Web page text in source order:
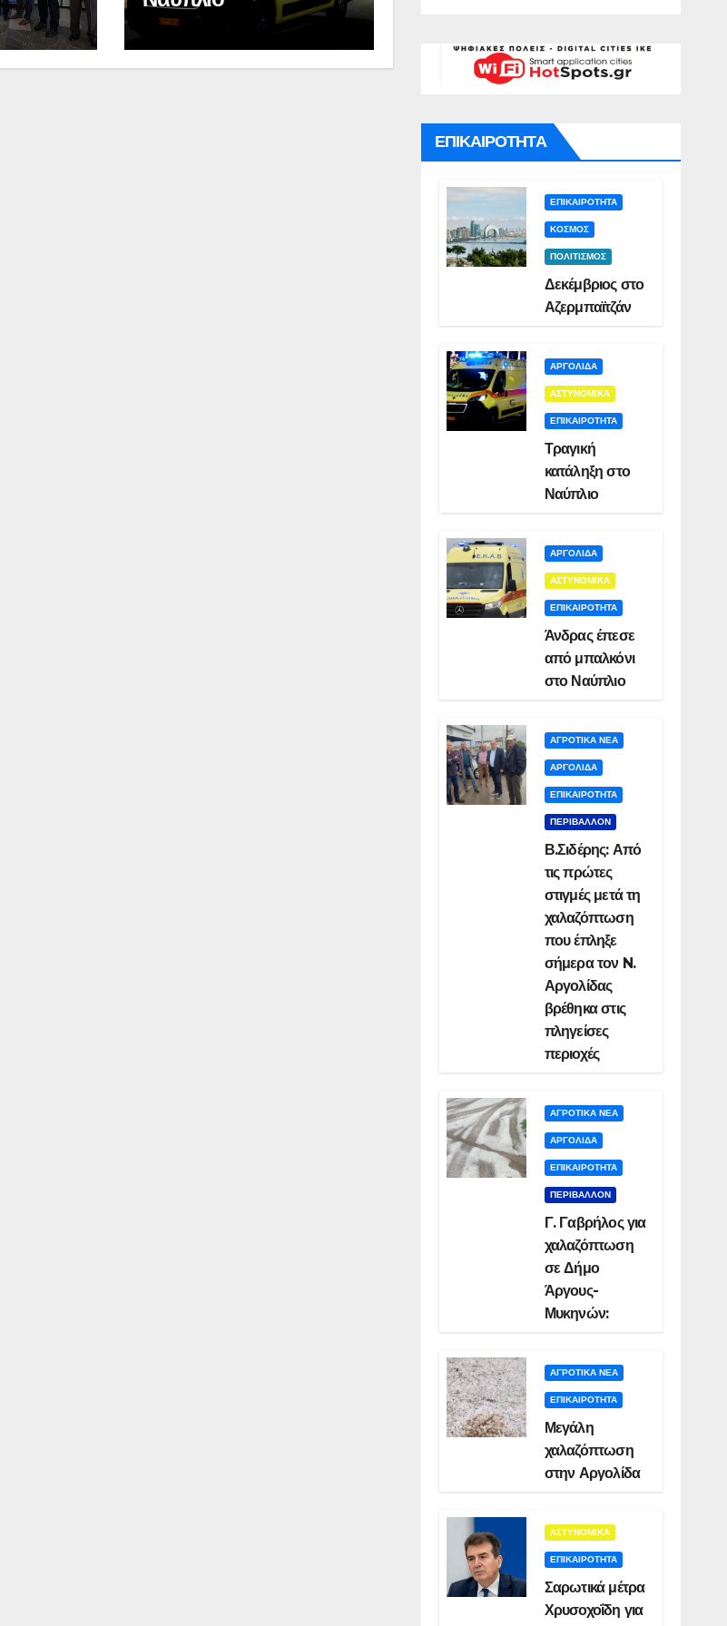
Σμυρνιώτη στο
Ναυπλιο για το
τον θάνατο της
Νάντιας(VID)
ΕΠΙΚΑΙΡΟΤΗΤΑ
ΕΠΙΚΑΙΡΟΤΗΤΑ
ΚΟΣΜΟΣ
ΠΟΛΙΤΙΣΜΟΣ
Δεκέμβριος στο
Αζερμπαϊτζάν
ΑΡΓΟΛΙΔΑ
ΑΣΤΥΝΟΜΙΚΑ
ΕΠΙΚΑΙΡΟΤΗΤΑ
Τραγική
κατάληξη στο
Ναύπλιο
ΑΡΓΟΛΙΔΑ
ΑΣΤΥΝΟΜΙΚΑ
ΕΠΙΚΑΙΡΟΤΗΤΑ
Άνδρας έπεσε
από μπαλκόνι
στο Ναύπλιο
ΑΓΡΟΤΙΚΑ ΝΕΑ
ΑΡΓΟΛΙΔΑ
ΕΠΙΚΑΙΡΟΤΗΤΑ
ΠΕΡΙΒΑΛΛΟΝ
Β.Σιδέρης: Από
τις πρώτες
στιγμές μετά τη
χαλαζόπτωση
που έπληξε
σήμερα τον N.
Αργολίδας
βρέθηκα στις
πληγείσες
περιοχές
ΑΓΡΟΤΙΚΑ ΝΕΑ
ΑΡΓΟΛΙΔΑ
ΕΠΙΚΑΙΡΟΤΗΤΑ
ΠΕΡΙΒΑΛΛΟΝ
Γ. Γαβρήλος για
χαλαζόπτωση
σε Δήμο
Άργους-
Μυκηνών:
ΑΓΡΟΤΙΚΑ ΝΕΑ
ΕΠΙΚΑΙΡΟΤΗΤΑ
Μεγάλη
χαλαζόπτωση
στην Αργολίδα
ΑΣΤΥΝΟΜΙΚΑ
ΕΠΙΚΑΙΡΟΤΗΤΑ
Σαρωτικά μέτρα
Χρυσοχοΐδη για